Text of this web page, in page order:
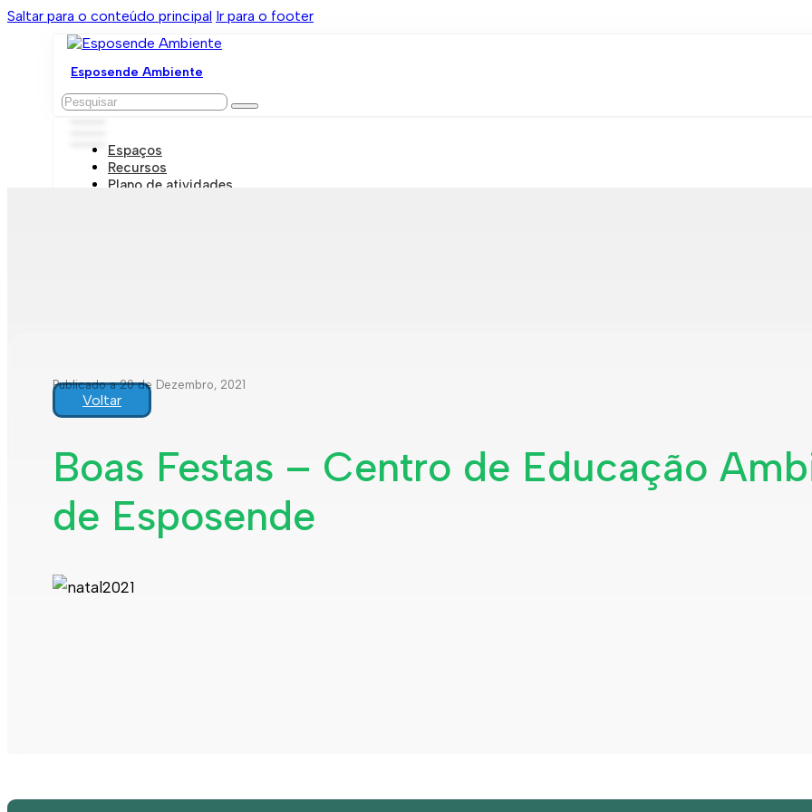
Saltar para o conteúdo principal Ir para o footer
Esposende Ambiente
Pesquisar
Espaços
Recursos
Plano de atividades
Publicado a 20 de Dezembro, 2021
Voltar
Boas Festas – Centro de Educação
de Esposende